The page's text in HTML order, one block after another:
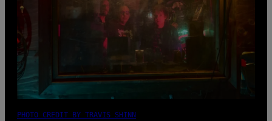
PHOTO CREDIT BY TRAVIS SHINN